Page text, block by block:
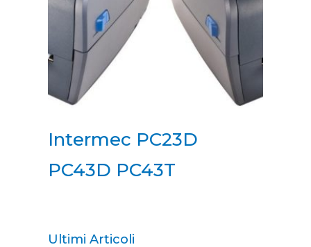
Intermec PC23D
PC43D PC43T
Ultimi Articoli